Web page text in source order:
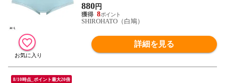
880円
8
SHIROHATO（白鳩）
詳細を見る
8/10時点_ポイント最大20倍